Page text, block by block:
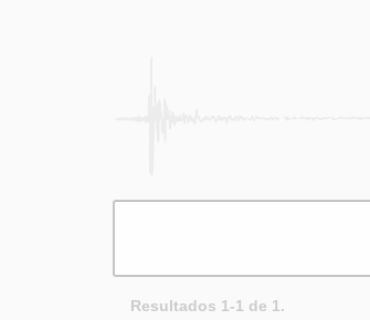
Resultados 1-1 de 1.